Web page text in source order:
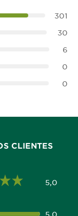
301
30
6
0
0
CLIENTES
5,0
5,0